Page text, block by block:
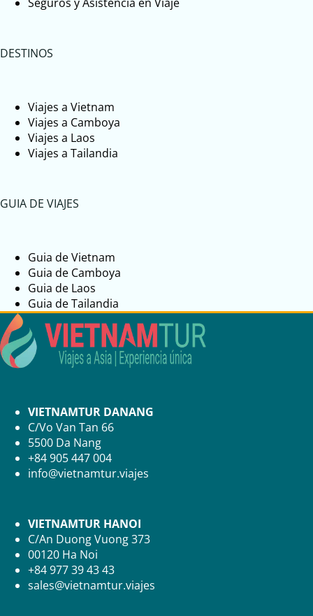
DESTINOS
Viajes a Vietnam
Viajes a Camboya
Viajes a Laos
Viajes a Tailandia
GUIA DE VIAJES
Guia de Vietnam
Guia de Camboya
Guia de Laos
Guia de Tailandia
VIETNAMTUR DANANG
C/Vo Van Tan 66
5500 Da Nang
+84 905 447 004
info@vietnamtur.viajes
VIETNAMTUR HANOI
C/An Duong Vuong 373
00120 Ha Noi
+84 977 39 43 43
sales@vietnamtur.viajes